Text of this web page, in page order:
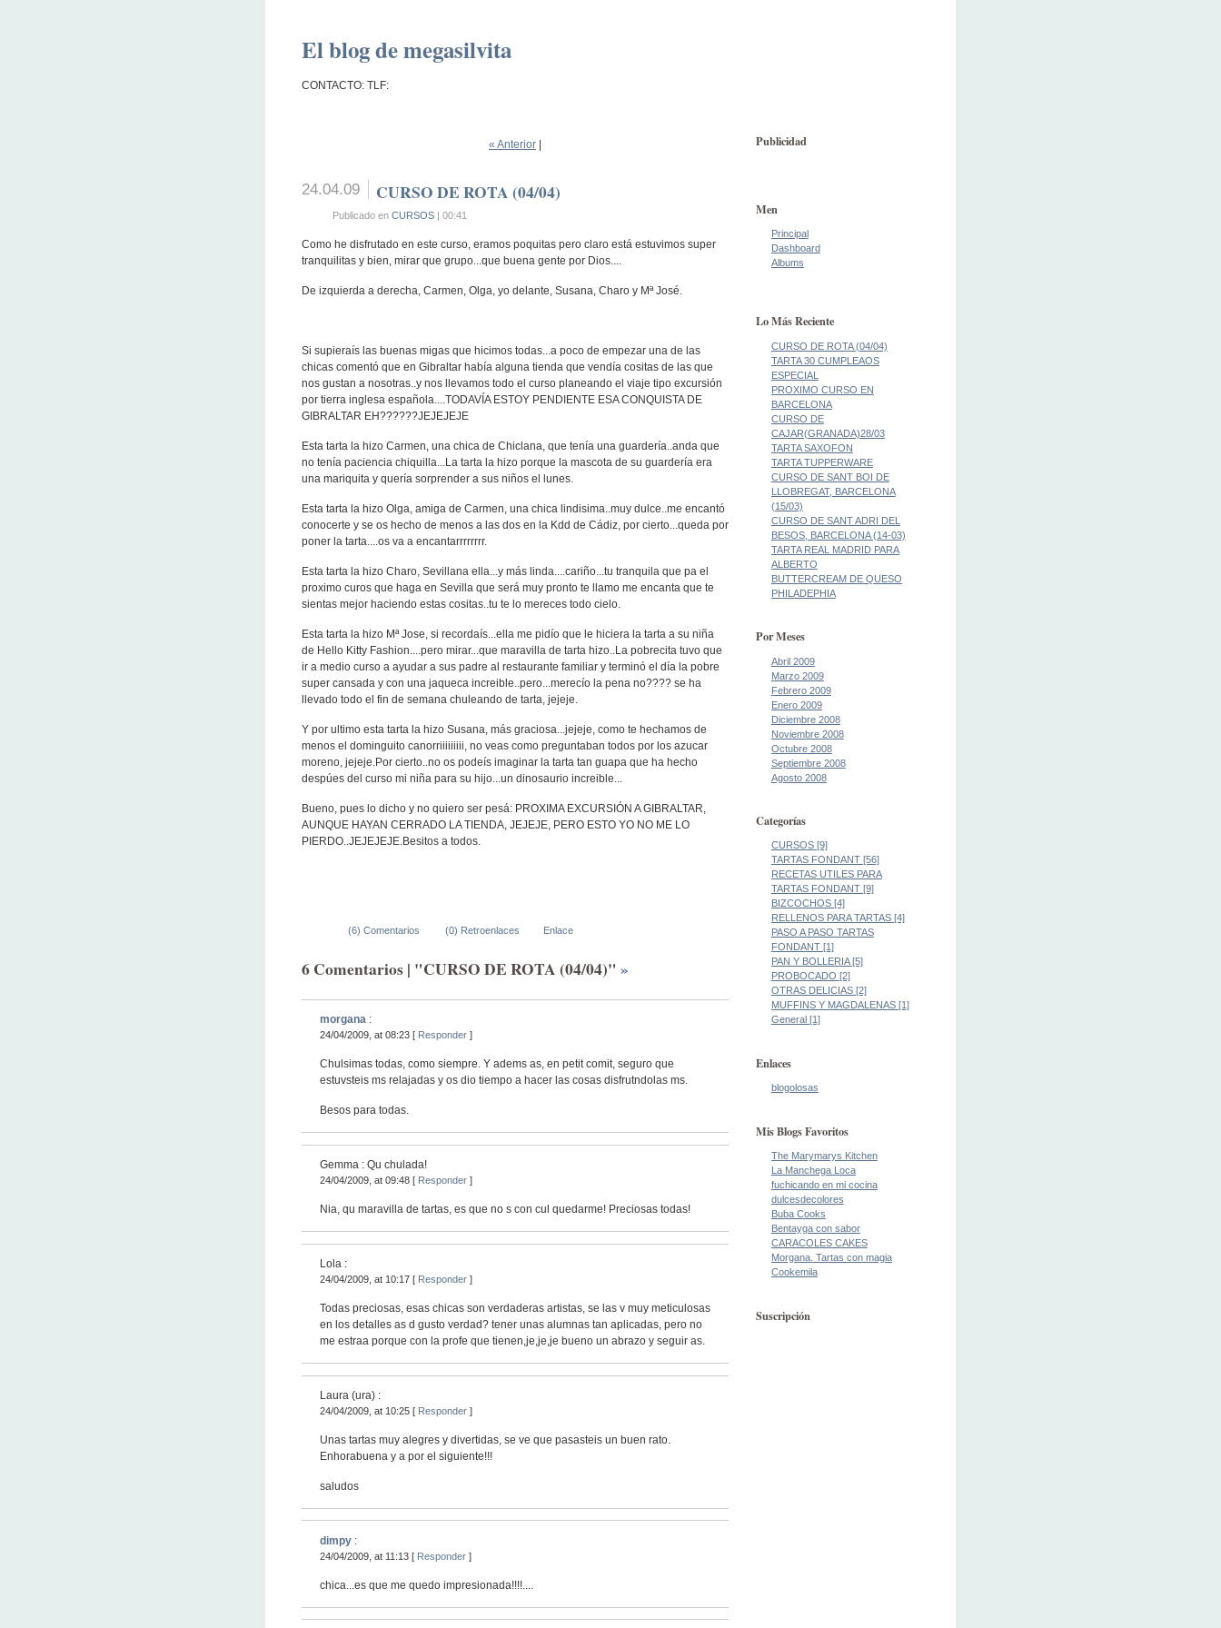
El blog de megasilvita
CONTACTO: TLF:
« Anterior
24.04.09 CURSO DE ROTA (04/04)
Publicado en CURSOS| 00:41
Como he disfrutado en este curso, eramos poquitas pero claro está estuvimos super
tranquilitas y bien, mirar que grupo...que buena gente por Dios....
De izquierda a derecha, Carmen, Olga, yo delante, Susana, Charo y Mª José.
Si supieraís las buenas migas que hicimos todas...a poco de empezar una de las
chicas comentó que en Gibraltar había alguna tienda que vendía cositas de las que
nos gustan a nosotras..y nos llevamos todo el curso planeando el viaje tipo excursión
por tierra inglesa española....TODAVÍA ESTOY PENDIENTE ESA CONQUISTA DE
GIBRALTAR EH??????JEJEJEJE
Esta tarta la hizo Carmen, una chica de Chiclana, que tenía una guardería..anda que
no tenía paciencia chiquilla...La tarta la hizo porque la mascota de su guardería era
una mariquita y quería sorprender a sus niños el lunes.
Esta tarta la hizo Olga, amiga de Carmen, una chica lindisima..muy dulce..me encantó
conocerte y se os hecho de menos a las dos en la Kdd de Cádiz, por cierto...queda por
poner la tarta....os va a encantarrrrrrrr.
Esta tarta la hizo Charo, Sevillana ella...y más linda....cariño...tu tranquila que pa el
proximo curos que haga en Sevilla que será muy pronto te llamo me encanta que te
sientas mejor haciendo estas cositas..tu te lo mereces todo cielo.
Esta tarta la hizo Mª Jose, si recordaís...ella me pidío que le hiciera la tarta a su niña
de Hello Kitty Fashion....pero mirar...que maravilla de tarta hizo..La pobrecita tuvo que
ir a medio curso a ayudar a sus padre al restaurante familiar y terminó el día la pobre
super cansada y con una jaqueca increible..pero...merecío la pena no???? se ha
llevado todo el fin de semana chuleando de tarta, jejeje.
Y por ultimo esta tarta la hizo Susana, más graciosa...jejeje, como te hechamos de
menos el dominguito canorriiiiiiiii, no veas como preguntaban todos por los azucar
moreno, jejeje.Por cierto..no os podeís imaginar la tarta tan guapa que ha hecho
despúes del curso mi niña para su hijo...un dinosaurio increible...
Bueno, pues lo dicho y no quiero ser pesá: PROXIMA EXCURSIÓN A GIBRALTAR,
AUNQUE HAYAN CERRADO LA TIENDA, JEJEJE, PERO ESTO YO NO ME LO
PIERDO..JEJEJEJE.Besitos a todos.
(6) Comentarios (0) Retroenlaces Enlace
6 Comentarios | "CURSO DE ROTA (04/04)"»
morgana :
24/04/2009, at 08:23 [ Responder ]
Chulsimas todas, como siempre. Y adems as, en petit comit, seguro que
estuvsteis ms relajadas y os dio tiempo a hacer las cosas disfrutndolas ms.
Besos para todas.
Gemma : Qu chulada!
24/04/2009, at 09:48 [ Responder ]
Nia, qu maravilla de tartas, es que no s con cul quedarme! Preciosas todas!
Lola :
24/04/2009, at 10:17 [ Responder ]
Todas preciosas, esas chicas son verdaderas artistas, se las v muy meticulosas
en los detalles as d gusto verdad? tener unas alumnas tan aplicadas, pero no
me estraa porque con la profe que tienen,je,je,je bueno un abrazo y seguir as.
Laura (ura) :
24/04/2009, at 10:25 [ Responder ]
Unas tartas muy alegres y divertidas, se ve que pasasteis un buen rato.
Enhorabuena y a por el siguiente!!!
saludos
dimpy :
24/04/2009, at 11:13 [ Responder ]
chica...es que me quedo impresionada!!!!....
Publicidad
Men
Principal
Dashboard
Albums
Lo Más Reciente
CURSO DE ROTA (04/04)
TARTA 30 CUMPLEAOS
ESPECIAL
PROXIMO CURSO EN
BARCELONA
CURSO DE
CAJAR(GRANADA)28/03
TARTA SAXOFON
TARTA TUPPERWARE
CURSO DE SANT BOI DE
LLOBREGAT, BARCELONA
(15/03)
CURSO DE SANT ADRI DEL
BESOS, BARCELONA (14-03)
TARTA REAL MADRID PARA
ALBERTO
BUTTERCREAM DE QUESO
PHILADEPHIA
Por Meses
Abril 2009
Marzo 2009
Febrero 2009
Enero 2009
Diciembre 2008
Noviembre 2008
Octubre 2008
Septiembre 2008
Agosto 2008
Categorías
CURSOS [9]
TARTAS FONDANT [56]
RECETAS UTILES PARA
TARTAS FONDANT [9]
BIZCOCHOS [4]
RELLENOS PARA TARTAS [4]
PASO A PASO TARTAS
FONDANT [1]
PAN Y BOLLERIA [5]
PROBOCADO [2]
OTRAS DELICIAS [2]
MUFFINS Y MAGDALENAS [1]
General [1]
Enlaces
blogolosas
Mis Blogs Favoritos
The Marymarys Kitchen
La Manchega Loca
fuchicando en mi cocina
dulcesdecolores
Buba Cooks
Bentayga con sabor
CARACOLES CAKES
Morgana. Tartas con magia
Cookemila
Suscripción